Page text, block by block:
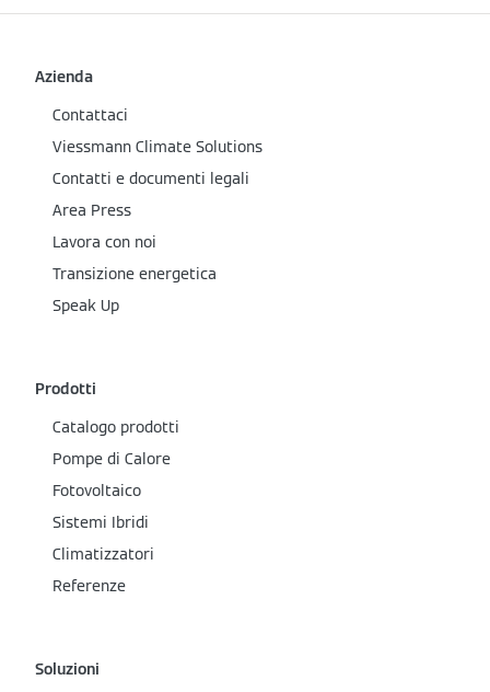
Azienda
Contattaci
Viessmann Climate Solutions
Contatti e documenti legali
Area Press
Lavora con noi
Transizione energetica
Speak Up
Prodotti
Catalogo prodotti
Pompe di Calore
Fotovoltaico
Sistemi Ibridi
Climatizzatori
Referenze
Soluzioni